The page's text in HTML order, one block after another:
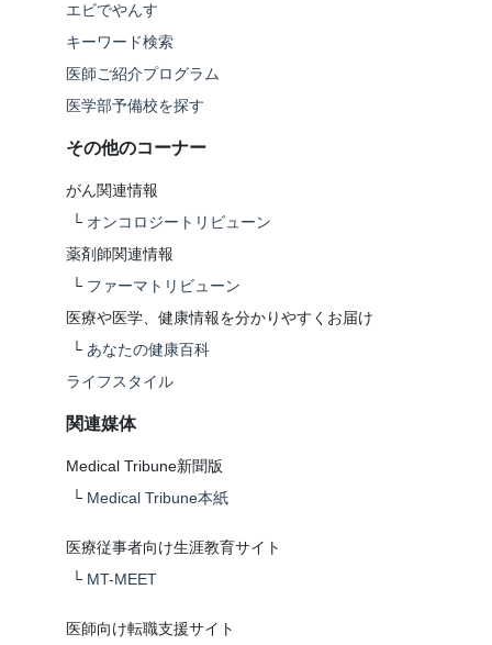
エビでやんす
キーワード検索
医師ご紹介プログラム
医学部予備校を探す
その他のコーナー
がん関連情報
└ オンコロジートリビューン
薬剤師関連情報
└ ファーマトリビューン
医療や医学、健康情報を分かりやすくお届け
└ あなたの健康百科
ライフスタイル
関連媒体
Medical Tribune新聞版
└ Medical Tribune本紙
医療従事者向け生涯教育サイト
└ MT-MEET
医師向け転職支援サイト